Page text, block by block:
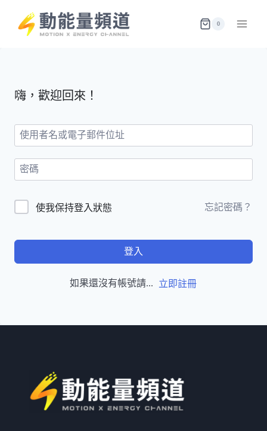
content
0
嗨，歡迎回來！
使我保持登入狀態 忘記密碼？
登入
如果還沒有帳號請... 立即註冊